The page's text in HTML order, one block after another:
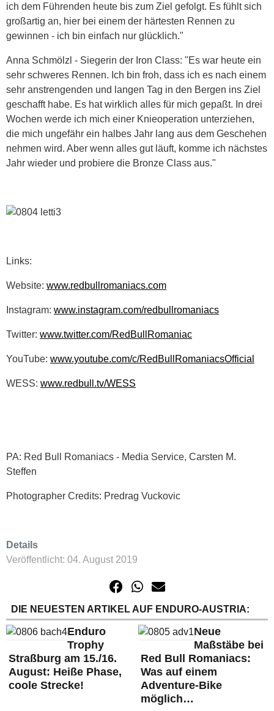
ich dem Führenden heute bis zum Ziel gefolgt. Es fühlt sich
großartig an, hier bei einem der härtesten Rennen zu
gewinnen - ich bin einfach nur glücklich."
Anna Schmölzl - Siegerin der Iron Class: "Es war heute ein
sehr schweres Rennen. Ich bin froh, dass ich es nach einem
sehr anstrengenden und langen Tag in den Bergen ins Ziel
geschafft habe. Es hat wirklich alles für mich gepaßt. In drei
Wochen werde ich mich einer Knieoperation unterziehen,
die mich ungefähr ein halbes Jahr lang aus dem Geschehen
nehmen wird. Aber wenn alles gut läuft, komme ich nächstes
Jahr wieder und probiere die Bronze Class aus."
Links:
Website: www.redbullromaniacs.com
Instagram: www.instagram.com/redbullromaniacs
Twitter: www.twitter.com/RedBullRomaniac
YouTube: www.youtube.com/c/RedBullRomaniacsOfficial
WESS: www.redbull.tv/WESS
PA: Red Bull Romaniacs - Media Service, Carsten M.
Steffen
Photographer Credits: Predrag Vuckovic
Details
Veröffentlicht: 04. August 2019
DIE NEUESTEN ARTIKEL AUF ENDURO-AUSTRIA:
Enduro
Trophy
Straßburg am 15./16.
August: Heiße Phase,
coole Strecke!
Neue
Maßstäbe bei
Red Bull Romaniacs:
Was auf einem
Adventure-Bike
möglich…